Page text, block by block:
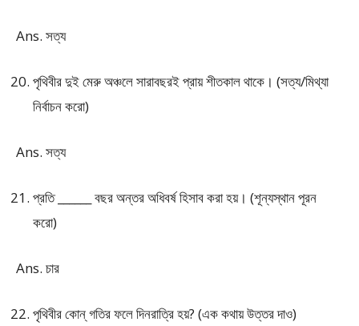
Ans. সত্য
পৃথিবীর দুই মেরু অঞ্চলে সারাবছরই প্রায় শীতকাল থাকে। (সত্য/মিথ্যা
নির্বাচন করো)
Ans. সত্য
প্রতি ______ বছর অন্তর অধিবর্ষ হিসাব করা হয়। (শূন্যস্থান পূরন
করো)
Ans. চার
পৃথিবীর কোন্ গতির ফলে দিনরাত্রি হয়? (এক কথায় উত্তর দাও)